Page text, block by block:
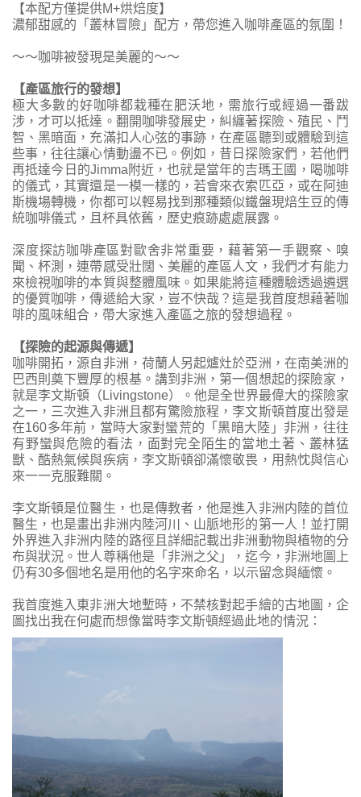
【本配方僅提供M+烘焙度】
濃郁甜感的「叢林冒險」配方，帶您進入咖啡產區的氛圍！
～～咖啡被發現是美麗的～～
【產區旅行的發想】
極大多數的好咖啡都栽種在肥沃地，需旅行或經過一番跋
涉，才可以抵達。翻開咖啡發展史，糾纏著探險、殖民、鬥
智、黑暗面，充滿扣人心弦的事跡，在產區聽到或體驗到這
些事，往往讓心情動盪不已。例如，昔日探險家們，若他們
再抵達今日的Jimma附近，也就是當年的吉瑪王國，喝咖啡
的儀式，其實還是一模一樣的，若會來衣索匹亞，或在阿迪
斯機場轉機，你都可以輕易找到那種類似鐵盤現焙生豆的傳
統咖啡儀式，且杯具依舊，歷史痕跡處處展露。
深度探訪咖啡產區對歐舍非常重要，藉著第一手觀察、嗅
聞、杯測，連帶感受壯闊、美麗的產區人文，我們才有能力
來檢視咖啡的本質與整體風味。如果能將這種體驗透過遴選
的優質咖啡，傳遞給大家，豈不快哉？這是我首度想藉著咖
啡的風味組合，帶大家進入產區之旅的發想過程。
【探險的起源與傳遞】
咖啡開拓，源自非洲，荷蘭人另起爐灶於亞洲，在南美洲的
巴西則奠下豐厚的根基。講到非洲，第一個想起的探險家，
就是李文斯頓（Livingstone）。他是全世界最偉大的探險家
之一，三次進入非洲且都有驚險旅程，李文斯頓首度出發是
在160多年前，當時大家對蠻荒的「黑暗大陸」非洲，往往
有野蠻與危險的看法，面對完全陌生的當地土著、叢林猛
獸、酷熱氣候與疾病，李文斯頓卻滿懷敬畏，用熱忱與信心
來一一克服難關。
李文斯頓是位醫生，也是傳教者，他是進入非洲内陸的首位
醫生，也是畫出非洲内陸河川、山脈地形的第一人！並打開
外界進入非洲内陸的路徑且詳細記載出非洲動物與植物的分
布與狀況。世人尊稱他是「非洲之父」，迄今，非洲地圖上
仍有30多個地名是用他的名字來命名，以示留念與緬懷。
我首度進入東非洲大地塹時，不禁核對起手繪的古地圖，企
圖找出我在何處而想像當時李文斯頓經過此地的情況：